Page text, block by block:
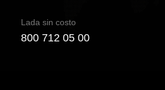
Lada sin costo
800 712 05 00